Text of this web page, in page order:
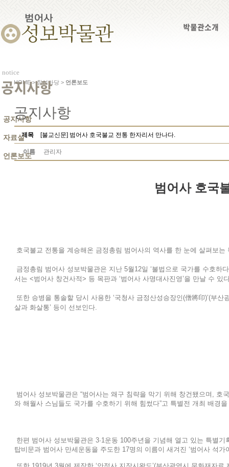
박물관소개
notice
공지사항
공지사항
자료실
언론보도
HOME > 참여마당 > 언론보도
공지사항
제목 [불교신문] 범어사 호국불교 전통 한자리서 만나다.
이름 관리자
범어사 호국
호국불교 전통을 계승해온 금정총림 범어사의 역사를 한 눈에 살펴보는
금정총림 범어사 성보박물관은 지난 5월12일 ‘불법으로 국가를 수호
서는 <범어사 창건사적> 등 목판과 ‘범어사 사명대사진영’을 만날 수 있
또한 승병을 통솔할 당시 사용한 ‘국청사 금정산성승장인(僧將印)’(부
살과 화살통’ 등이 선보인다.
범어사 성보박물관은 “범어사는 왜구 침략을 막기 위해 창건됐으며, 호
와 해월사 스님들도 국가를 수호하기 위해 힘썼다”고 특별전 개최 배경
한편 범어사 성보박물관은 3·1운동 100주년을 기념해 열고 있는 특별
탑비문과 범어사 만세운동을 주도한 17명의 이름이 새겨진 ‘범어사 석가